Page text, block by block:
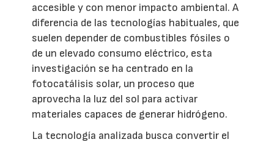
accesible y con menor impacto ambiental. A
diferencia de las tecnologías habituales, que
suelen depender de combustibles fósiles o
de un elevado consumo eléctrico, esta
investigación se ha centrado en la
fotocatálisis solar, un proceso que
aprovecha la luz del sol para activar
materiales capaces de generar hidrógeno.
La tecnología analizada busca convertir el